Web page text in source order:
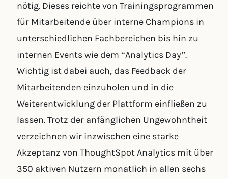
nötig. Dieses reichte von Trainingsprogrammen
für Mitarbeitende über interne Champions in
unterschiedlichen Fachbereichen bis hin zu
internen Events wie dem “Analytics Day”.
Wichtig ist dabei auch, das Feedback der
Mitarbeitenden einzuholen und in die
Weiterentwicklung der Plattform einfließen zu
lassen. Trotz der anfänglichen Ungewohntheit
verzeichnen wir inzwischen eine starke
Akzeptanz von ThoughtSpot Analytics mit über
350 aktiven Nutzern monatlich in allen sechs